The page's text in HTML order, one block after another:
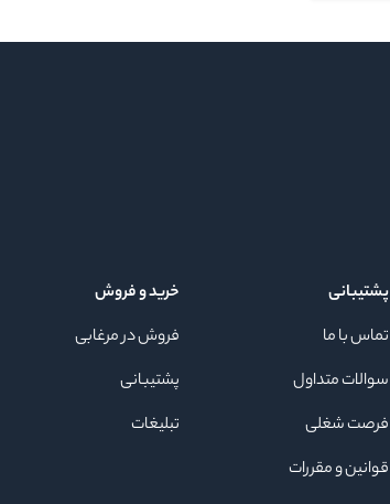
پشتیبانی
تماس با ما
سوالات متداول
فرصت شغلی
قوانین و مقررات
خرید و فروش
فروش در مرغابی
پشتیبانی
تبلیغات